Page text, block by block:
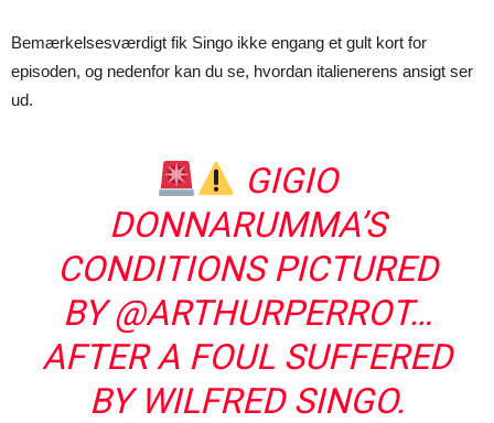
Bemærkelsesværdigt fik Singo ikke engang et gult kort for
episoden, og nedenfor kan du se, hvordan italienerens ansigt ser
ud.
GIGIO
DONNARUMMA’S
CONDITIONS PICTURED
BY@ARTHURPERROT…
AFTER A FOUL SUFFERED
BY WILFRED SINGO.